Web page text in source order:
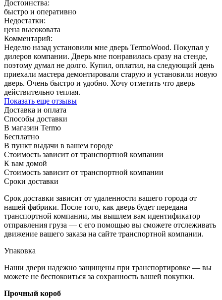
Достоинства:
быстро и оперативно
Недостатки:
цена высоковата
Комментарий:
Неделю назад установили мне дверь TermoWood. Покупал у
дилеров компании. Дверь мне понравилась сразу на стенде,
поэтому думал не долго. Купил, оплатил, на следующий день
приехали мастера демонтировали старую и установили новую
дверь. Очень быстро и удобно. Хочу отметить что дверь
действительно теплая.
Показать еще отзывы
Доставка и оплата
Способы доставки
В магазин Termo
Бесплатно
В пункт выдачи в вашем городе
Стоимость зависит от транспортной компании
К вам домой
Стоимость зависит от транспортной компании
Сроки доставки
Срок доставки зависит от удаленности вашего города от
нашей фабрики. После того, как дверь будет передана
транспортной компании, мы вышлем вам идентификатор
отправления груза — с его помощью вы сможете отслеживать
движение вашего заказа на сайте транспортной компании.
Упаковка
Наши двери надежно защищены при транспортировке — вы
можете не беспокоиться за сохранность вашей покупки.
Прочный короб